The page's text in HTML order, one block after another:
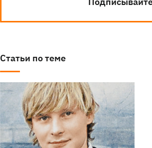
Статьи по теме